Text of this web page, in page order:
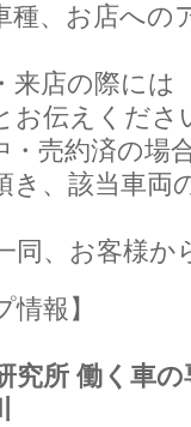
種、お店への
来店の際には
お伝えくださ
・売約済の場
き、該当車両
同、お客様
情報】
究所 働く車